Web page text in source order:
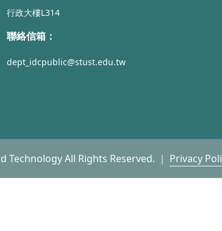
行政大樓L314
聯絡信箱：
dept_idcpublic@stust.edu.tw
All Rights Reserved. ｜ Privacy